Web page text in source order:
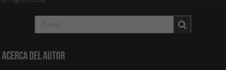
Acerca del Autor